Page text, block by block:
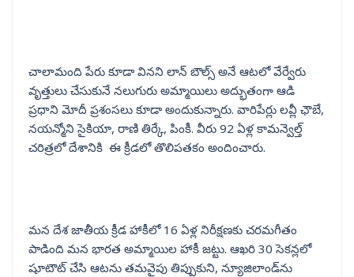
చాలామంది పేరు కూడా వినని లాన్ బౌల్స్ అనే ఆటలో వేర్వేరు
వృత్తులు చేసుకునే నలుగురు అమ్మాయిలు అద్భుతంగా ఆడి
ప్రధాని మోదీ ప్రశంసలు కూడా అందుకున్నారు. వారిపేర్లు లవ్లీ ఛౌబే,
నయన్మోని సైకియా, రాణి తిర్కే, పింకీ. వీరు 92 ఏళ్ల కామన్వెల్త్
చరిత్రలో దేశానికి ఈ క్రీడలో తొలిపతకం అందించారు.
మన దేశ జాతీయ క్రీడ హాకీలో 16 ఏళ్ల నిరీక్షణకు చరమగీతం
పాడింది మన భారత అమ్మాయిల హాకీ జట్టు. ఆఖరి 30 సెకన్లలో
షూటౌట్ చేసి ఆటను తమవైపు తిప్పుకుని, న్యూజిలాండ్‌ను